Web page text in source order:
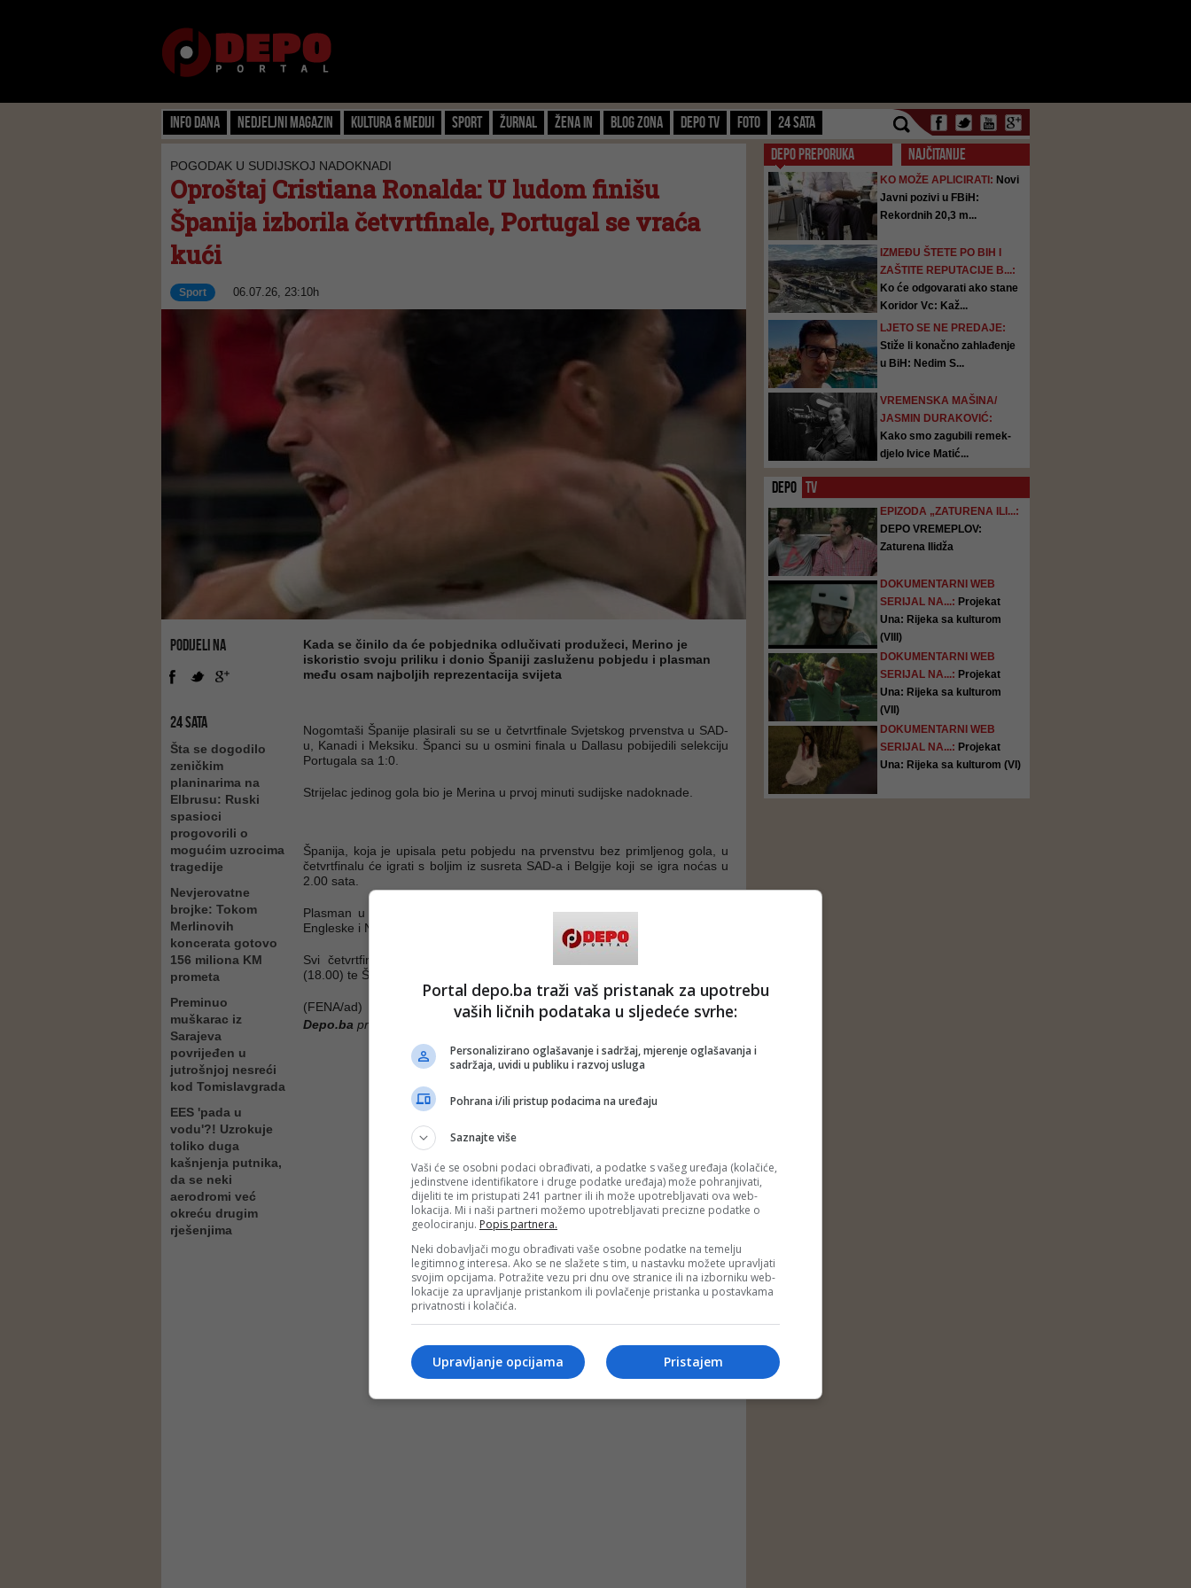
Info dana Nedjeljni magazin Kultura & Mediji Sport Žurnal Žena IN Blog zona Depo TV FOTO 24 SATA
POGODAK U SUDIJSKOJ NADOKNADI
Oproštaj Cristiana Ronalda: U ludom finišu
Španija izborila četvrtfinale, Portugal se vraća
kući
Sport 06.07.26, 23:10h
PODIJELI NA
24 SATA
Šta se dogodilo
zeničkim
planinarima na
Elbrusu: Ruski
spasioci
progovorili o
mogućim uzrocima
tragedije
Nevjerovatne
brojke: Tokom
Merlinovih
koncerata gotovo
156 miliona KM
prometa
Preminuo
muškarac iz
Sarajeva
povrijeđen u
jutrošnjoj nesreći
kod Tomislavgrada
EES 'pada u
vodu'?! Uzrokuje
toliko duga
kašnjenja putnika,
da se neki
aerodromi već
okreću drugim
rješenjima
Kada se činilo da će pobjednika odlučivati produžeci, Merino je
iskoristio svoju priliku i donio Španiji zasluženu pobjedu i plasman
među osam najboljih reprezentacija svijeta
Nogomtaši Španije plasirali su se u četvrtfinale Svjetskog prvenstva u SAD-
u, Kanadi i Meksiku. Španci su u osmini finala u Dallasu pobijedili selekciju
Portugala sa 1:0.
Strijelac jedinog gola bio je Merina u prvoj minuti sudijske nadoknade.
Španija, koja je upisala petu pobjedu na prvenstvu bez primljenog gola, u
četvrtfinalu će igrati s boljim iz susreta SAD-a i Belgije koji se igra noćas u
2.00 sata.
Plasman u četvrtfinale ranije su izborile selekcije Francuske i Maroka te
Engleske i Norveške.
Svi četvrtfinalisti bit će poznati sutra nakon susreta Argentine i Egipta
(18.00) te Švicarske i Kolumbije (22.00).
(FENA/ad)
Depo.ba pratite putem društvenih mreža Twitter
DEPO PREPORUKA NAJČITANIJE
KO MOŽE APLICIRATI: Novi
Javni pozivi u FBiH:
Rekordnih 20,3 m...
IZMEĐU ŠTETE PO BIH I
ZAŠTITE REPUTACIJE B...:
Ko će odgovarati ako stane
Koridor Vc: Kaž...
LJETO SE NE PREDAJE:
Stiže li konačno zahlađenje
u BiH: Nedim S...
VREMENSKA MAŠINA/
JASMIN DURAKOVIĆ:
Kako smo zagubili remek-
djelo Ivice Matić...
DEPO TV
EPIZODA „ZATURENA ILI...:
DEPO VREMEPLOV:
Zaturena Ilidža
DOKUMENTARNI WEB
SERIJAL NA...: Projekat
Una: Rijeka sa kulturom
(VIII)
DOKUMENTARNI WEB
SERIJAL NA...: Projekat
Una: Rijeka sa kulturom
(VII)
DOKUMENTARNI WEB
SERIJAL NA...: Projekat
Una: Rijeka sa kulturom (VI)
Portal depo.ba traži vaš pristanak za upotrebu
vaših ličnih podataka u sljedeće svrhe:
Personalizirano oglašavanje i sadržaj, mjerenje oglašavanja i
sadržaja, uvidi u publiku i razvoj usluga
Pohrana i/ili pristup podacima na uređaju
Saznajte više
Vaši će se osobni podaci obrađivati, a podatke s vašeg uređaja (kolačiće,
jedinstvene identifikatore i druge podatke uređaja) može pohranjivati,
dijeliti te im pristupati 241 partner ili ih može upotrebljavati ova web-
lokacija. Mi i naši partneri možemo upotrebljavati precizne podatke o
geolociranju. Popis partnera.
Neki dobavljači mogu obrađivati vaše osobne podatke na temelju
legitimnog interesa. Ako se ne slažete s tim, u nastavku možete upravljati
svojim opcijama. Potražite vezu pri dnu ove stranice ili na izborniku web-
lokacije za upravljanje pristankom ili povlačenje pristanka u postavkama
privatnosti i kolačića.
Pristajem
Upravljanje opcijama